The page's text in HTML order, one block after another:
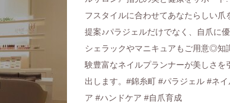
フスタイルに合わせてあなたらしい爪
提案♪パラジェルだけでなく、自爪に
シェラックやマニキュアもご用意◎知
験豊富なネイルプランナーが美しさを
出します。#錦糸町 #パラジェル #ネイ
ア #ハンドケア #自爪育成